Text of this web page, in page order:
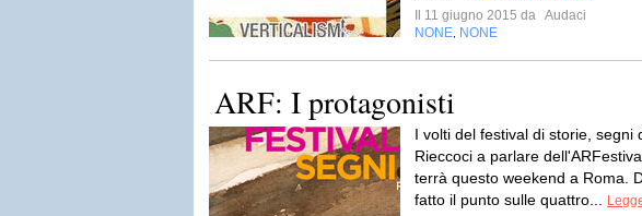
Il 11 giugno 2015 da Audaci
NONE NONE
ARF: I protagonisti
I volti del festival di storie, segni
Rieccoci a parlare
terrà questo weekend a Roma.
fatto il punto sulle quattro...